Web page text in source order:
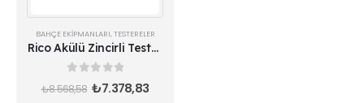
BAHÇE EKIPMANLARI, TESTERELER
Rico Akülü Zincirli Testere 028-RE0002 | 21V 4Ah Çift Akülü Budama Makinesi
out of 5
₺8.568,58 ₺7.378,83